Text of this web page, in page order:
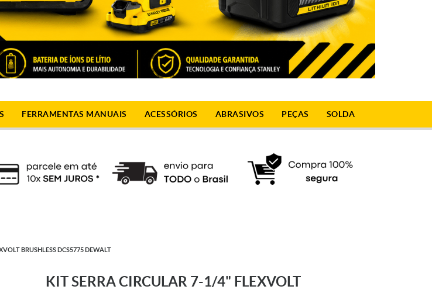
FERRAMENTAS MANUAIS ACESSÓRIOS ABRASIVOS PEÇAS SOLDA
BRUSHLESS DCS5775 DEWALT
KIT SERRA CIRCULAR 7-1/4" FLEXVOLT